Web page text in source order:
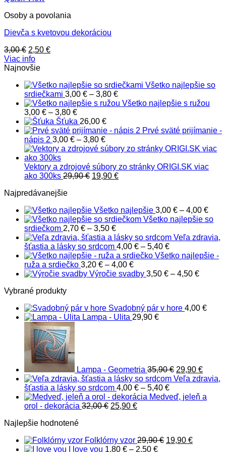
Osoby a povolania
Dievča s kvetovou dekoráciou
3,00€ Pôvodná
cena
bola:
2,50 €Aktuálna
Viac info
Najnovšie
Všetko najlepšie so
srdiečkami 3,00 € – 3,80 €Price
range:
3,80 €
Všetko najlepšie s ružou
3,00 € – 3,80 €Price
range:
3,00 €
through
3,80 €
Šťuka 26,00 €
Prvé sväté prijímanie -
nápis 2 3,00 € – 3,80 €Price
range:
through
3,80 €
Vektory a zdrojové súbory zo stránky ORIGI.SK viac
ako 300ks 29,90€ Pôvodná
19,90 €Aktuálna
Najpredávanejšie
Všetko najlepšie 3,00 € – 4,00 €Price
Všetko najlepšie so
srdiečkom 2,70 € – 3,50 €Price
range:
2,70 €
through
3,50 €
Veľa zdravia,
šťastia a lásky so srdcom 4,00 € – 5,40 €Price
range:
through
Všetko najlepšie -
ruža a srdiečko 3,20 € – 4,00 €Price
range:
Výročie svadby 3,50 € – 4,50 €Price
4,50 €
Vybrané produkty
Svadobný pár v hore 4,00 €
Lampa - Ulita 29,90 €
Lampa - Geometria 35,90€ 29,90 €
Veľa zdravia,
šťastia a lásky so srdcom 4,00 € – 5,40 €Price
range:
Medveď, jeleň a
orol - dekorácia 32,00€ Pôvodná
25,90 €Aktuálna
Najlepšie hodnotené
Folklórny vzor 29,90€ Pôvodná
19,90 €Aktuálna
I love you 1,80 € – 2,50 €Price